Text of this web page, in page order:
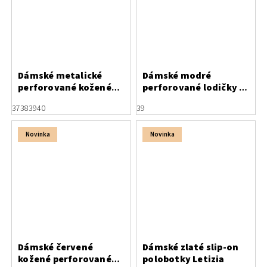
Dámské metalické
perforované kožené
37383940
Dámské modré
perforované lodičky s
Letizia
39
Novinka
Dámské červené
kožené perforované
Novinka
Dámské zlaté slip-on
polobotky Letizia